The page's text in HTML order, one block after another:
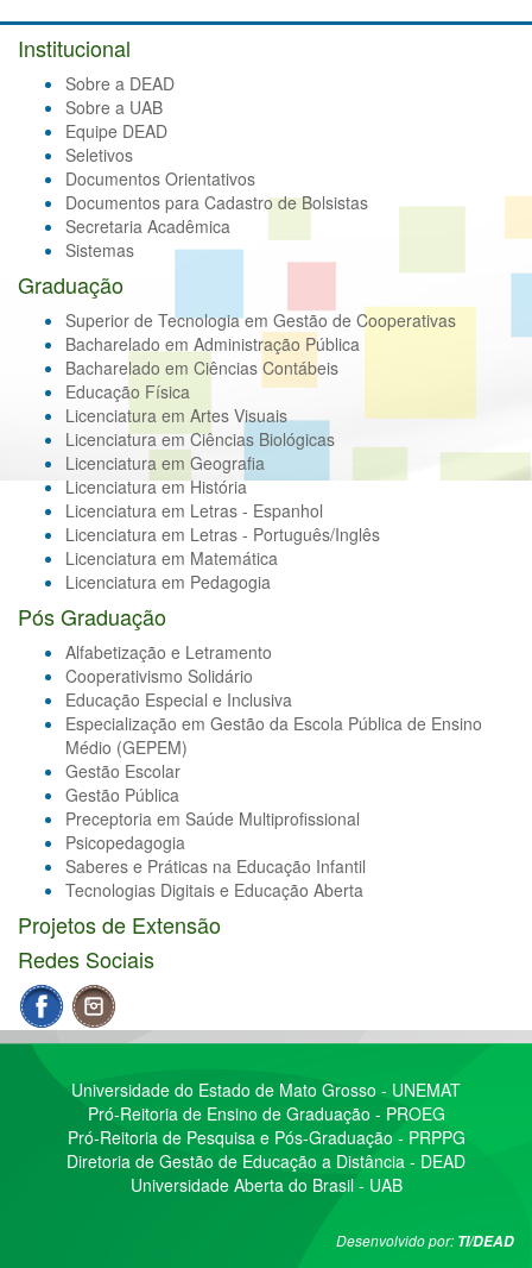
Institucional
Sobre a DEAD
Sobre a UAB
Equipe DEAD
Seletivos
Documentos Orientativos
Documentos para Cadastro de Bolsistas
Secretaria Acadêmica
Sistemas
Graduação
Superior de Tecnologia em Gestão de Cooperativas
Bacharelado em Administração Pública
Bacharelado em Ciências Contábeis
Educação Física
Licenciatura em Artes Visuais
Licenciatura em Ciências Biológicas
Licenciatura em Geografia
Licenciatura em História
Licenciatura em Letras - Espanhol
Licenciatura em Letras - Português/Inglês
Licenciatura em Matemática
Licenciatura em Pedagogia
Pós Graduação
Alfabetização e Letramento
Cooperativismo Solidário
Educação Especial e Inclusiva
Especialização em Gestão da Escola Pública de Ensino
Médio (GEPEM)
Gestão Escolar
Gestão Pública
Preceptoria em Saúde Multiprofissional
Psicopedagogia
Saberes e Práticas na Educação Infantil
Tecnologias Digitais e Educação Aberta
Projetos de Extensão
Redes Sociais
Universidade do Estado de Mato Grosso - UNEMAT
Pró-Reitoria de Ensino de Graduação - PROEG
Pró-Reitoria de Pesquisa e Pós-Graduação - PRPPG
Diretoria de Gestão de Educação a Distância - DEAD
Universidade Aberta do Brasil - UAB
Desenvolvido por: TI/DEAD